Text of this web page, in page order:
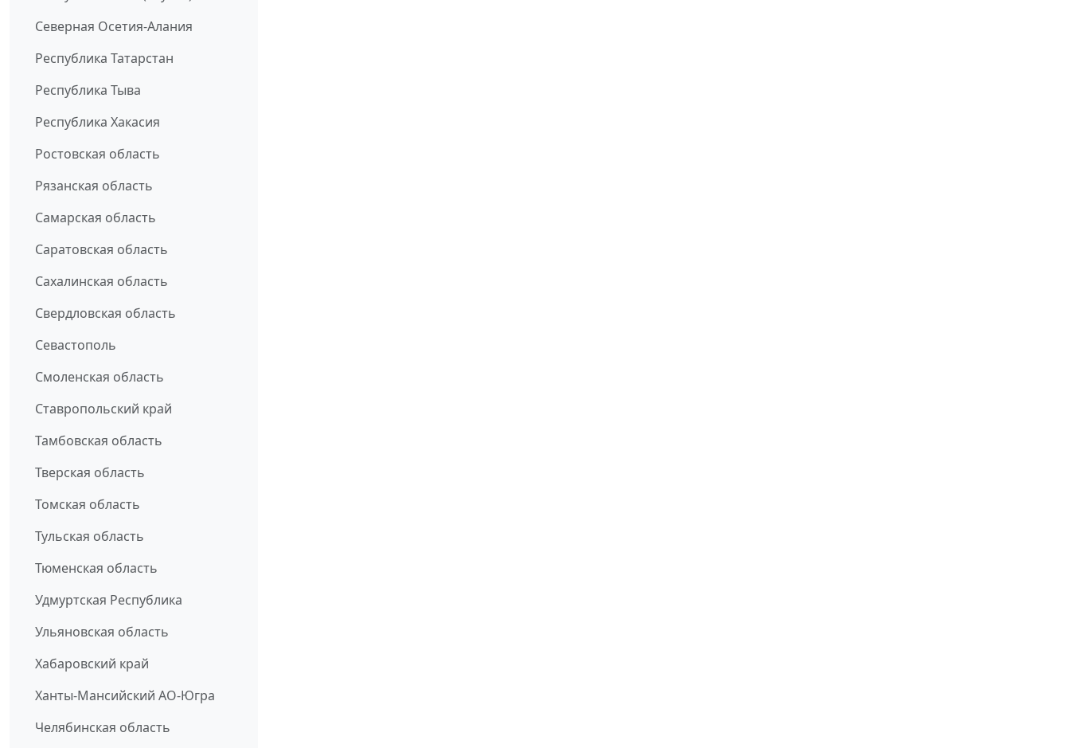
Северная Осетия-Алания
Республика Татарстан
Республика Тыва
Республика Хакасия
Ростовская область
Рязанская область
Самарская область
Саратовская область
Сахалинская область
Свердловская область
Севастополь
Смоленская область
Ставропольский край
Тамбовская область
Тверская область
Томская область
Тульская область
Тюменская область
Удмуртская Республика
Ульяновская область
Хабаровский край
Ханты-Мансийский АО-Югра
Челябинская область